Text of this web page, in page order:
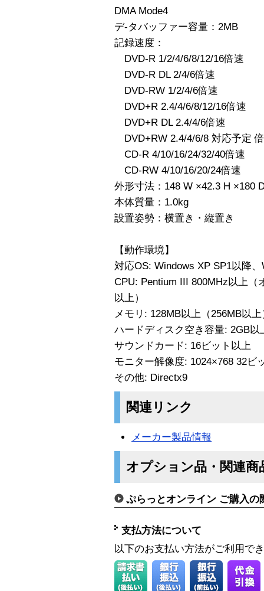
DMA Mode4
デ-タバッファー容量：2MB
記録速度：
DVD-R 1/2/4/6/8/12/16倍速
DVD-R DL 2/4/6倍速
DVD-RW 1/2/4/6倍速
DVD+R 2.4/4/6/8/12/16倍速
DVD+R DL 2.4/4/6倍速
DVD+RW 2.4/4/6/8 対応予定
CD-R 4/10/16/24/32/40倍速
CD-RW 4/10/16/20/24倍速
外形寸法：148 W ×42.3 H ×180
本体質量：1.0kg
設置姿勢：横置き・縦置き
【動作環境】
対応OS: Windows XP SP1以降
CPU: Pentium III 800MHz以上（
以上）
メモリ: 128MB以上（256MB以上
ハードディスク空き容量: 2GB
サウンドカード: 16ビット以上
モニター解像度: 1024×768 32ビ
その他: Directx9
関連リンク
メーカー製品情報
オプション品・関連商
ぷらっとオンライン ご購入の
支払方法について
以下のお支払い方法がご利用で